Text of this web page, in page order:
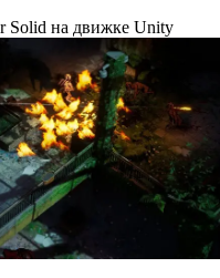
Solid на движке Unity